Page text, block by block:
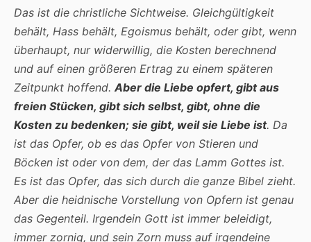
Das ist die christliche Sichtweise. Gleichgültigkeit
behält, Hass behält, Egoismus behält, oder gibt, wenn
überhaupt, nur widerwillig, die Kosten berechnend
und auf einen größeren Ertrag zu einem späteren
Zeitpunkt hoffend. Aber die Liebe opfert, gibt aus
freien Stücken, gibt sich selbst, gibt, ohne die
Kosten zu bedenken; sie gibt, weil sie Liebe ist. Da
ist das Opfer, ob es das Opfer von Stieren und
Böcken ist oder von dem, der das Lamm Gottes ist.
Es ist das Opfer, das sich durch die ganze Bibel zieht.
Aber die heidnische Vorstellung von Opfern ist genau
das Gegenteil. Irgendein Gott ist immer beleidigt,
immer zornig, und sein Zorn muss auf irgendeine